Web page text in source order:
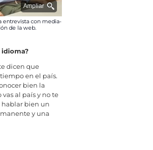
Ampliar
entrevista con media-
de la web.
dicen que
en el país.
bien la
al país y no te
hablar bien un
y una